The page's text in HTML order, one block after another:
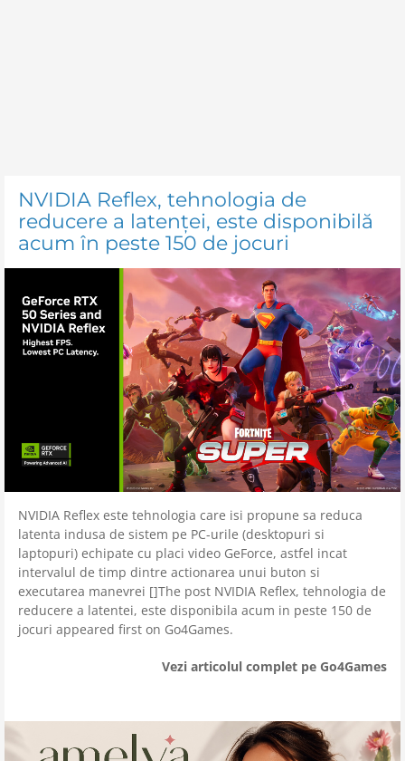
NVIDIA Reflex, tehnologia de
reducere a latenței, este disponibilă
acum în peste 150 de jocuri
NVIDIA Reflex este tehnologia care isi propune sa reduca
latenta indusa de sistem pe PC-urile (desktopuri si
laptopuri) echipate cu placi video GeForce, astfel incat
intervalul de timp dintre actionarea unui buton si
executarea manevrei []The post NVIDIA Reflex, tehnologia de
reducere a latentei, este disponibila acum in peste 150 de
jocuri appeared first on Go4Games.
Vezi articolul complet pe Go4Games